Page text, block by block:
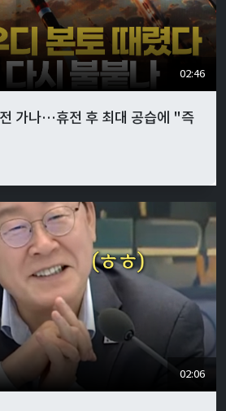
02:46
가나…휴전 후 최대 공습에 "즉
02:06